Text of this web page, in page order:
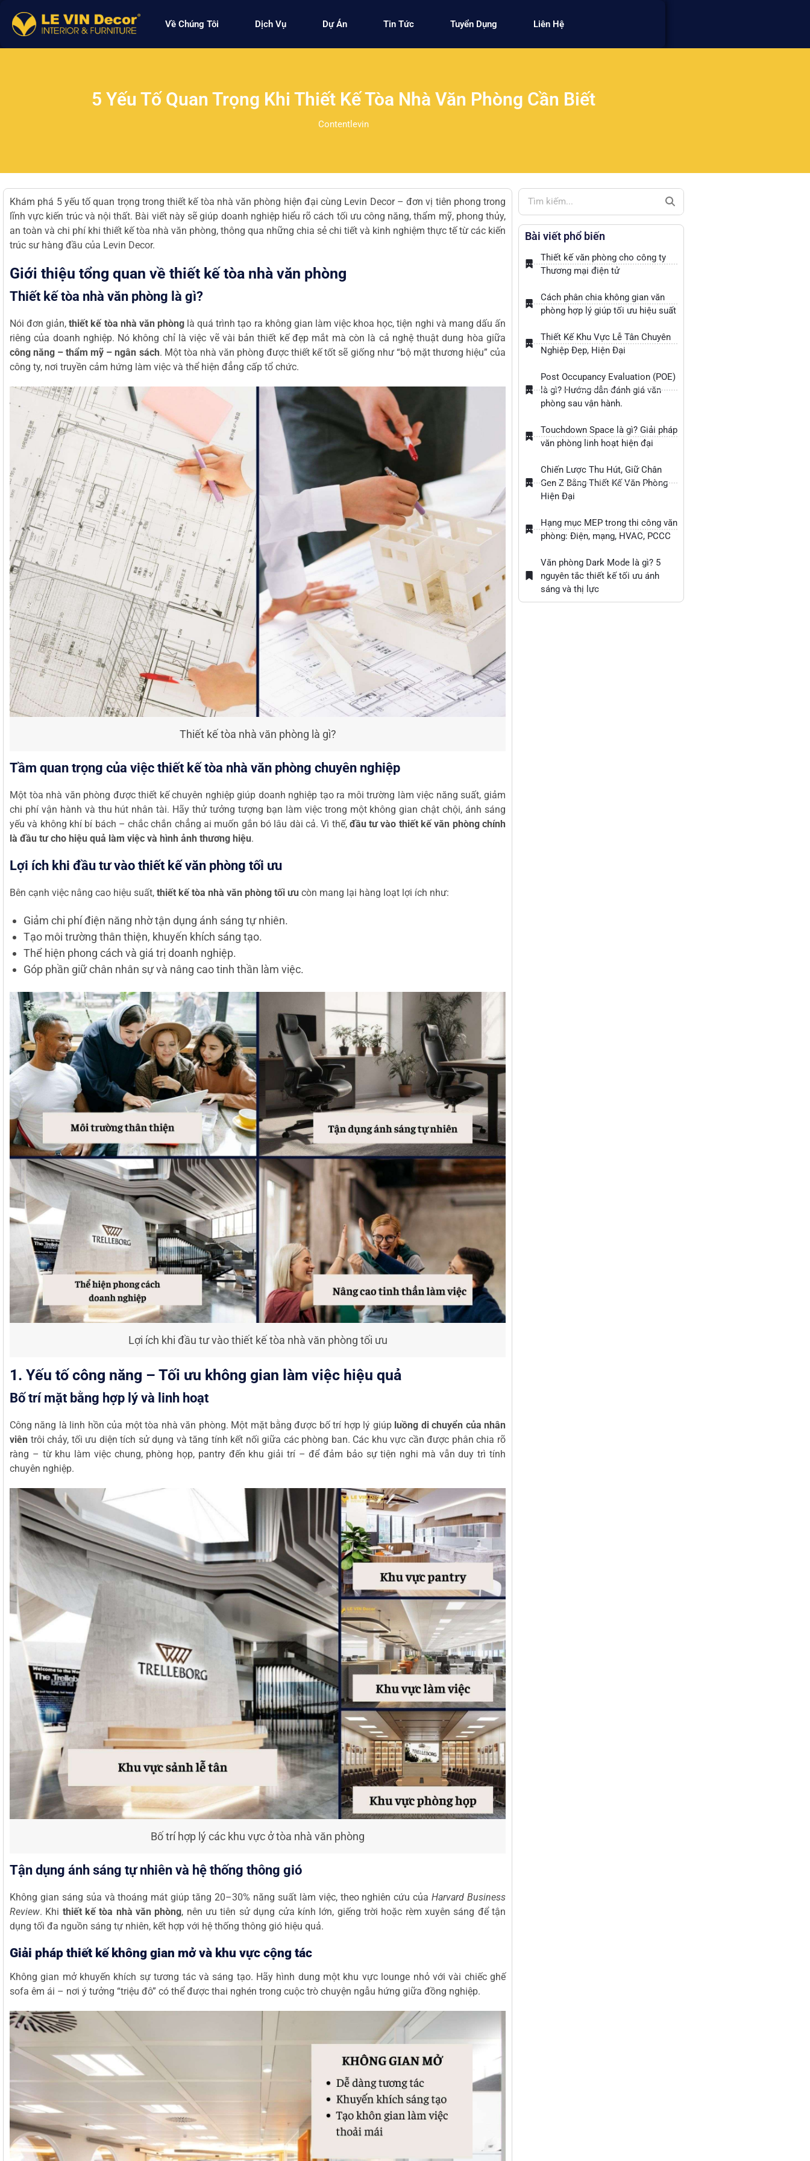
Về Chúng Tôi Dịch Vụ Dự Án Tin Tức Tuyển Dụng Liên Hệ
5 Yếu Tố Quan Trọng Khi Thiết Kế Tòa Nhà Văn Phòng Cần Biết
Contentlevin
Khám phá 5 yếu tố quan trọng trong thiết kế tòa nhà văn phòng hiện đại cùng Levin Decor – đơn vị tiên phong trong
lĩnh vực kiến trúc và nội thất. Bài viết này sẽ giúp doanh nghiệp hiểu rõ cách tối ưu công năng, thẩm mỹ, phong thủy,
an toàn và chi phí khi thiết kế tòa nhà văn phòng, thông qua những chia sẻ chi tiết và kinh nghiệm thực tế từ các kiến
trúc sư hàng đầu của Levin Decor.
Giới thiệu tổng quan về thiết kế tòa nhà văn phòng
Thiết kế tòa nhà văn phòng là gì?
Nói đơn giản,thiết kế tòa nhà văn phònglà quá trình tạo ra không gian làm việc khoa học, tiện nghi và mang dấu ấn
riêng của doanh nghiệp. Nó không chỉ là việc vẽ vài bản thiết kế đẹp mắt mà còn là cả nghệ thuật dung hòa giữa
công năng – thẩm mỹ – ngân sách. Một tòa nhà văn phòng được thiết kế tốt sẽ giống như “bộ mặt thương hiệu” của
công ty, nơi truyền cảm hứng làm việc và thể hiện đẳng cấp tổ chức.
Thiết kế tòa nhà văn phòng là gì?
Tầm quan trọng của việc thiết kế tòa nhà văn phòng chuyên nghiệp
Một tòa nhà văn phòng được thiết kế chuyên nghiệp giúp doanh nghiệp tạo ra môi trường làm việc năng suất, giảm
chi phí vận hành và thu hút nhân tài. Hãy thử tưởng tượng bạn làm việc trong một không gian chật chội, ánh sáng
yếu và không khí bí bách – chắc chắn chẳng ai muốn gắn bó lâu dài cả. Vì thế, đầu tư vào thiết kế văn phòng chính
là đầu tư cho hiệu quả làm việc và hình ảnh thương hiệu.
Lợi ích khi đầu tư vào thiết kế văn phòng tối ưu
Bên cạnh việc nâng cao hiệu suất, thiết kế tòa nhà văn phòng tối ưu còn mang lại hàng loạt lợi ích như:
Giảm chi phí điện năng nhờ tận dụng ánh sáng tự nhiên.
Tạo môi trường thân thiện, khuyến khích sáng tạo.
Thể hiện phong cách và giá trị doanh nghiệp.
Góp phần giữ chân nhân sự và nâng cao tinh thần làm việc.
Lợi ích khi đầu tư vào thiết kế tòa nhà văn phòng tối ưu
1. Yếu tố công năng – Tối ưu không gian làm việc hiệu quả
Bố trí mặt bằng hợp lý và linh hoạt
Công năng là linh hồn của một tòa nhà văn phòng. Một mặt bằng được bố trí hợp lý giúp luồng di chuyển của nhân
viên trôi chảy, tối ưu diện tích sử dụng và tăng tính kết nối giữa các phòng ban. Các khu vực cần được phân chia rõ
ràng – từ khu làm việc chung, phòng họp, pantry đến khu giải trí – để đảm bảo sự tiện nghi mà vẫn duy trì tính
chuyên nghiệp.
Bố trí hợp lý các khu vực ở tòa nhà văn phòng
Tận dụng ánh sáng tự nhiên và hệ thống thông gió
Không gian sáng sủa và thoáng mát giúp tăng 20–30% năng suất làm việc, theo nghiên cứu củaHarvard Business
Review. Khi thiết kế tòa nhà văn phòng, nên ưu tiên sử dụng cửa kính lớn, giếng trời hoặc rèm xuyên sáng để tận
dụng tối đa nguồn sáng tự nhiên, kết hợp với hệ thống thông gió hiệu quả.
Giải pháp thiết kế không gian mở và khu vực cộng tác
Không gian mở khuyến khích sự tương tác và sáng tạo. Hãy hình dung một khu vực lounge nhỏ với vài chiếc ghế
sofa êm ái – nơi ý tưởng “triệu đô” có thể được thai nghén trong cuộc trò chuyện ngẫu hứng giữa đồng nghiệp.
Bài viết phổ biến
Thiết kế văn phòng cho công ty
Thương mại điện tử
Cách phân chia không gian văn
phòng hợp lý giúp tối ưu hiệu suất
Thiết Kế Khu Vực Lễ Tân Chuyên
Nghiệp Đẹp, Hiện Đại
Post Occupancy Evaluation (POE)
là gì? Hướng dẫn đánh giá văn
phòng sau vận hành.
Touchdown Space là gì? Giải pháp
văn phòng linh hoạt hiện đại
Chiến Lược Thu Hút, Giữ Chân
Gen Z Bằng Thiết Kế Văn Phòng
Hiện Đại
Hạng mục MEP trong thi công văn
phòng: Điện, mạng, HVAC, PCCC
Văn phòng Dark Mode là gì? 5
nguyên tắc thiết kế tối ưu ánh
sáng và thị lực